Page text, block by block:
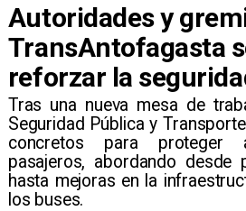
Autoridades y
TransAntofagasta
reforzar la
​Tras una nueva mesa de
Seguridad Pública y
concretos para proteger
pasajeros, abordando desde
hasta mejoras en la
los buses.